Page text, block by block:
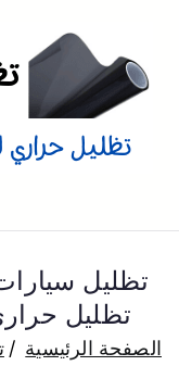
تظليل
الصفحة الرئيسية